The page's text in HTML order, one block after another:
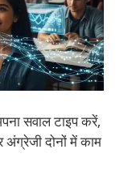
सवाल टाइप करें,
दोनों में काम